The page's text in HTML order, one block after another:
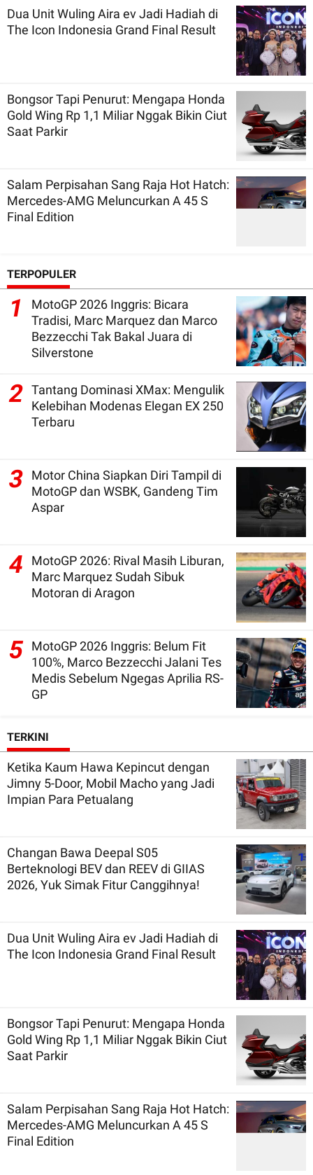
Dua Unit Wuling Aira ev Jadi Hadiah di
The Icon Indonesia Grand Final Result
Bongsor Tapi Penurut: Mengapa Honda
Gold Wing Rp 1,1 Miliar Nggak Bikin Ciut
Saat Parkir
Salam Perpisahan Sang Raja Hot Hatch:
Mercedes-AMG Meluncurkan A 45 S
Final Edition
TERPOPULER
1
MotoGP 2026 Inggris: Bicara
Tradisi, Marc Marquez dan Marco
Bezzecchi Tak Bakal Juara di
Silverstone
2 Tantang Dominasi XMax: Mengulik
Kelebihan Modenas Elegan EX 250
Terbaru
3
Motor China Siapkan Diri Tampil di
MotoGP dan WSBK, Gandeng Tim
Aspar
4
MotoGP 2026: Rival Masih Liburan,
Marc Marquez Sudah Sibuk
Motoran di Aragon
5 MotoGP 2026 Inggris: Belum Fit
100%, Marco Bezzecchi Jalani Tes
Medis Sebelum Ngegas Aprilia RS-
GP
TERKINI
Ketika Kaum Hawa Kepincut dengan
Jimny 5-Door, Mobil Macho yang Jadi
Impian Para Petualang
Changan Bawa Deepal S05
Berteknologi BEV dan REEV di GIIAS
2026, Yuk Simak Fitur Canggihnya!
Dua Unit Wuling Aira ev Jadi Hadiah di
The Icon Indonesia Grand Final Result
Bongsor Tapi Penurut: Mengapa Honda
Gold Wing Rp 1,1 Miliar Nggak Bikin Ciut
Saat Parkir
Salam Perpisahan Sang Raja Hot Hatch:
Mercedes-AMG Meluncurkan A 45 S
Final Edition